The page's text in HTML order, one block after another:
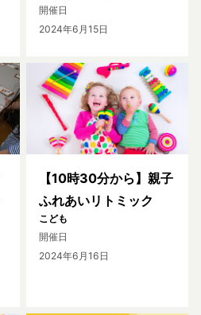
開催日
2024年6月15日
【10時30分から】親子
ふれあいリトミック
こども
開催日
2024年6月16日